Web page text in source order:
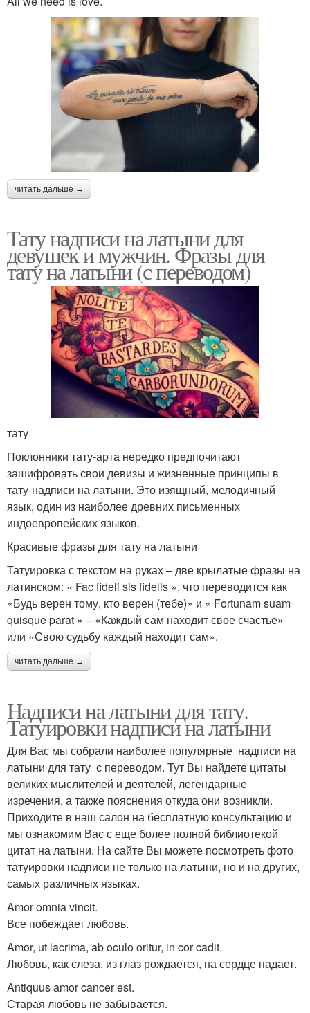
читать дальше →
Тату надписи на латыни для
девушек и мужчин. Фразы для
тату на латыни (с переводом)
тату
Поклонники тату-арта нередко предпочитают
зашифровать свои девизы и жизненные принципы в
тату-надписи на латыни. Это изящный, мелодичный
язык, один из наиболее древних письменных
индоевропейских языков.
Красивые фразы для тату на латыни
Татуировка с текстом на руках – две крылатые фразы на
латинском: « Fac fideli sis fidelis », что переводится как
«Будь верен тому, кто верен (тебе)» и « Fortunam suam
quisque parat » – «Каждый сам находит свое счастье»
или «Свою судьбу каждый находит сам».
читать дальше →
Надписи на латыни для тату.
Татуировки надписи на латыни
Для Вас мы собрали наиболее популярные надписи на
латыни для тату с переводом. Тут Вы найдете цитаты
великих мыслителей и деятелей, легендарные
изречения, а также пояснения откуда они возникли.
Приходите в наш салон на бесплатную консультацию и
мы ознакомим Вас с еще более полной библиотекой
цитат на латыни. На сайте Вы можете посмотреть фото
татуировки надписи не только на латыни, но и на других,
самых различных языках.
Amor omnia vincit.
Все побеждает любовь.
Amor, ut lacrima, ab oculo oritur, in cor cadit.
Любовь, как слеза, из глаз рождается, на сердце падает.
Antiquus amor cancer est.
Старая любовь не забывается.